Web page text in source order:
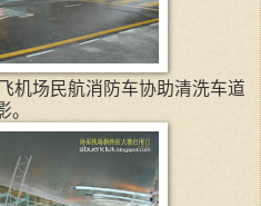
机场民航消防车协助清洗车道
。